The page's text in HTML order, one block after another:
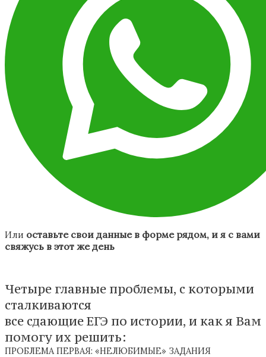
Или оставьте свои данные в форме рядом, и я с вами
свяжусь в этот же день
Четыре главные проблемы, с которыми
сталкиваются
все сдающие ЕГЭ по истории, и как я Вам
помогу их решить:
ПРОБЛЕМА ПЕРВАЯ: «НЕЛЮБИМЫЕ» ЗАДАНИЯ